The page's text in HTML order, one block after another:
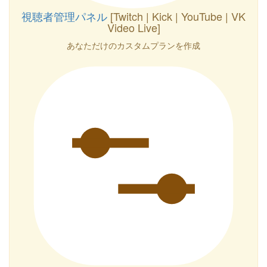
視聴者管理パネル [Twitch | Kick | YouTube | VK
Video Live]
あなただけのカスタムプランを作成